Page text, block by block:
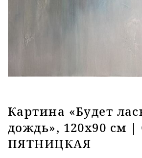
Картина «Будет
дождь», 120х90 см
ПЯТНИЦКАЯ